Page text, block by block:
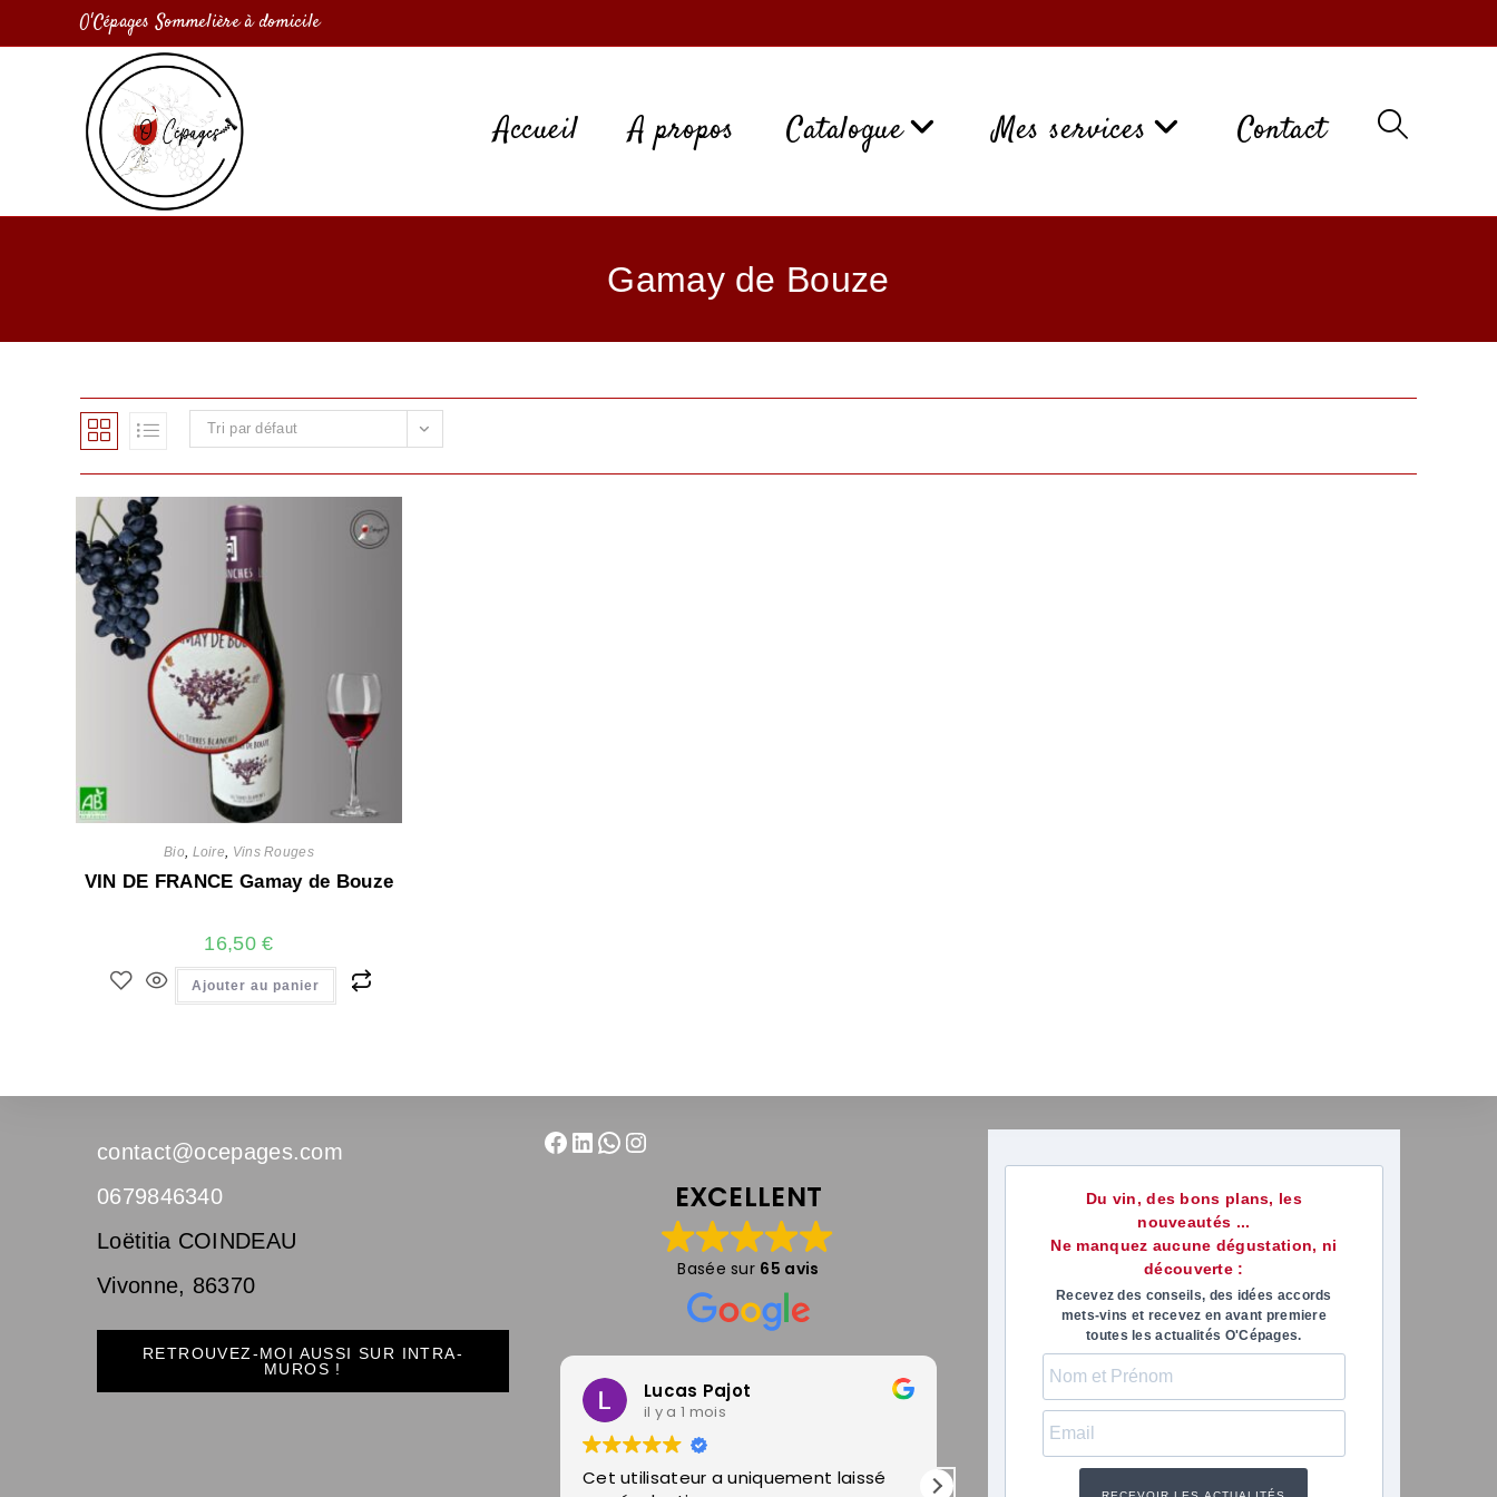
O'Cépages Sommelière à domicile
Accueil A propos Catalogue Mes services Contact
Gamay de Bouze
Tri par défaut
Bio, Loire Vins Rouges
VIN DE FRANCE Gamay de Bouze
16,50€
Ajouter au panier
contact@ocepages.com
0679846340
Loëtitia COINDEAU
Vivonne, 86370
RETROUVEZ-MOI AUSSI SUR INTRA-
MUROS !
EXCELLENT
Basée sur 65 avis
Lucas Pajot
il y a 1 mois
Cet utilisateur a uniquement laissé
marie-anne paris
il y a 1 mois
Un excellent moment passé avec
Du vin, des bons plans, les
nouveautés ...
Ne manquez aucune dégustation, ni
découverte :
Recevez des conseils, des idées accords
mets-vins et recevez en avant premiere
toutes les actualités O'Cépages.